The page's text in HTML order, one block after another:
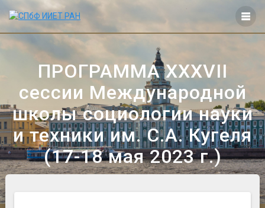
Перейти
ПРОГРАММА XXXVII
сессии Международной
школы социологии науки
и техники им. С.А. Кугеля
(17-18 мая 2023 г.)